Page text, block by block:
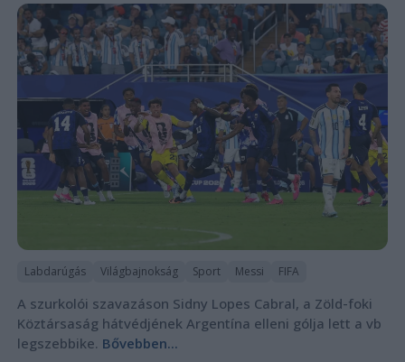
Labdarúgás Világbajnokság Sport Messi FIFA
A szurkolói szavazáson Sidny Lopes Cabral, a Zöld-foki
Köztársaság hátvédjének Argentína elleni gólja lett a vb
legszebbike. Bővebben...